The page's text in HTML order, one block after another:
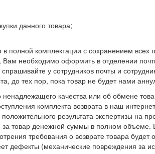
данного товара;
комплектации с сохранением всех
Вам необходимо оформить в отделении
у сотрудников почты и
до тех пор, пока товар не будет нами
качества или об обмене
комплекта возврата в наш
результата экспертизы на
товар денежной суммы в полном объеме.
требования о возврате товара будет
дефекты (механические повреждения за